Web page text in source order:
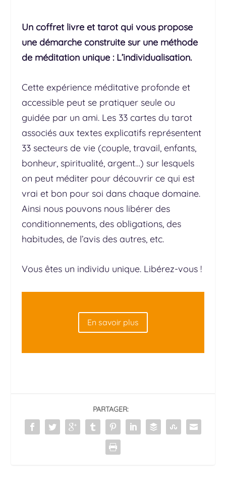
Un coffret livre et tarot qui vous propose
une démarche construite sur une méthode
de méditation unique : L’individualisation.
Cette expérience méditative profonde et
accessible peut se pratiquer seule ou
guidée par un ami. Les 33 cartes du tarot
associés aux textes explicatifs représentent
33 secteurs de vie (couple, travail, enfants,
bonheur, spiritualité, argent…) sur lesquels
on peut méditer pour découvrir ce qui est
vrai et bon pour soi dans chaque domaine.
Ainsi nous pouvons nous libérer des
conditionnements, des obligations, des
habitudes, de l’avis des autres, etc.
Vous êtes un individu unique. Libérez-vous !
En savoir plus
PARTAGER: